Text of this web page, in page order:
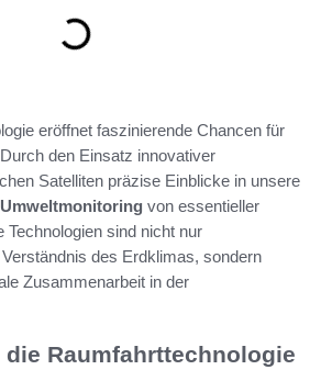
eröffnet faszinierende Chancen für
den Einsatz innovativer
Satelliten präzise Einblicke in unsere
Umweltmonitoring von essentieller
Technologien sind nicht nur
des Erdklimas, sondern
Zusammenarbeit in der
Raumfahrttechnologie